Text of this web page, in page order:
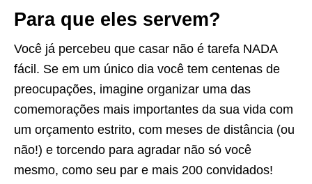
Para que eles servem?
Você já percebeu que casar não é tarefa NADA
fácil. Se em um único dia você tem centenas de
preocupações, imagine organizar uma das
comemorações mais importantes da sua vida com
um orçamento estrito, com meses de distância (ou
não!) e torcendo para agradar não só você
mesmo, como seu par e mais 200 convidados!